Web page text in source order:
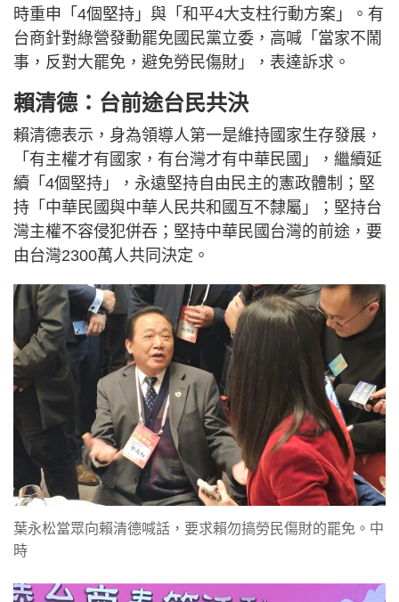
時重申「4個堅持」與「和平4大支柱行動方案」。有
台商針對綠營發動罷免國民黨立委，高喊「當家不鬧
事，反對大罷免，避免勞民傷財」，表達訴求。
賴清德：台前途台民共決
賴清德表示，身為領導人第一是維持國家生存發展，
「有主權才有國家，有台灣才有中華民國」，繼續延
續「4個堅持」，永遠堅持自由民主的憲政體制；堅
持「中華民國與中華人民共和國互不隸屬」；堅持台
灣主權不容侵犯併吞；堅持中華民國台灣的前途，要
由台灣2300萬人共同決定。
葉永松當眾向賴清德喊話，要求賴勿搞勞民傷財的罷免。中
時